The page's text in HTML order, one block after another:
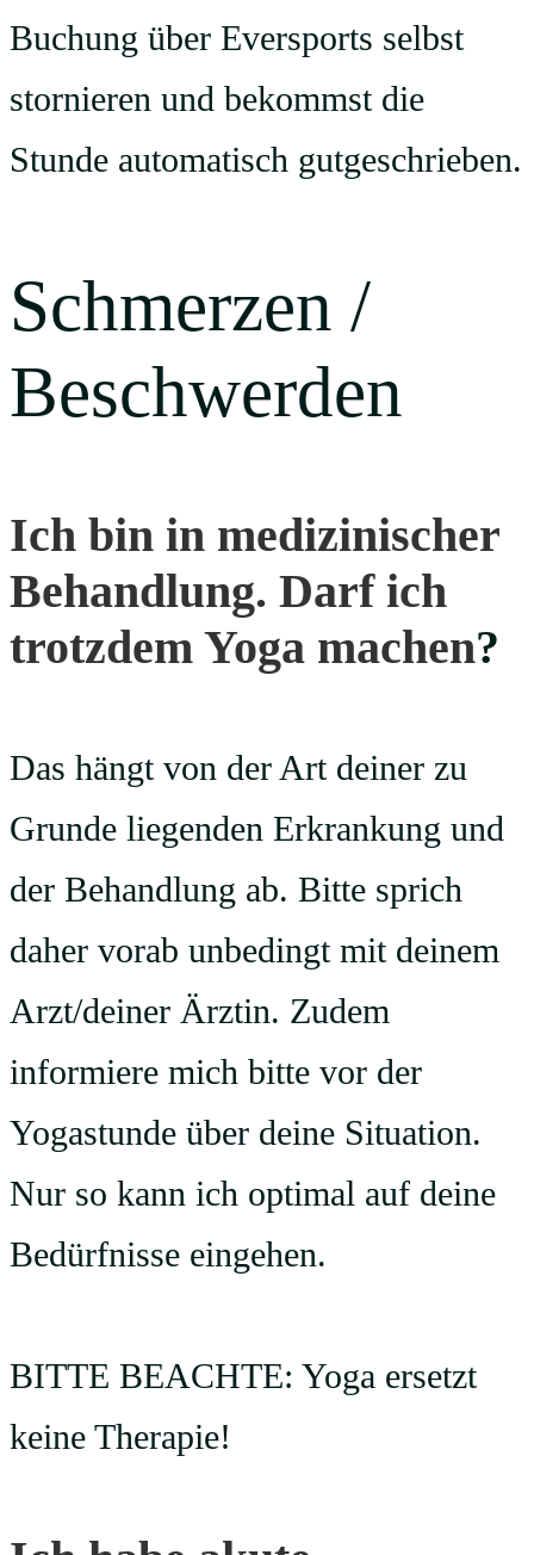
Buchung über Eversports selbst
stornieren und bekommst die
Stunde automatisch gutgeschrieben.
Schmerzen /
Beschwerden
Ich bin in medizinischer
Behandlung. Darf ich
trotzdem Yoga machen?
Das hängt von der Art deiner zu
Grunde liegenden Erkrankung und
der Behandlung ab. Bitte sprich
daher vorab unbedingt mit deinem
Arzt/deiner Ärztin. Zudem
informiere mich bitte vor der
Yogastunde über deine Situation.
Nur so kann ich optimal auf deine
Bedürfnisse eingehen.
BITTE BEACHTE: Yoga ersetzt
keine Therapie!